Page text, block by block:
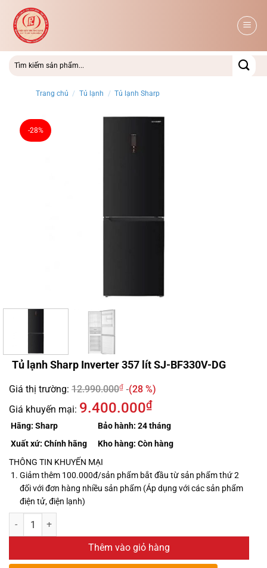
qua
dung
Trang chủ / Tủ lạnh / Tủ lạnh Sharp
-28%
Tủ lạnh Sharp Inverter 357 lít SJ-BF330V-DG
Giá thị trường: 12.990.000₫
(28 %)
Giá khuyến mại: 9.400.000₫
Hãng: Sharp
Xuất xứ: Chính hãng
Bảo hành: 24 tháng
Kho hàng: Còn hàng
THÔNG TIN KHUYẾN MẠI
Giảm thêm 100.000đ/sản phẩm bắt đầu từ sản phẩm thứ 2
đối với đơn hàng nhiều sản phẩm (Áp dụng với các sản phẩm
điện tử, điện lạnh)
Thêm vào giỏ hàng